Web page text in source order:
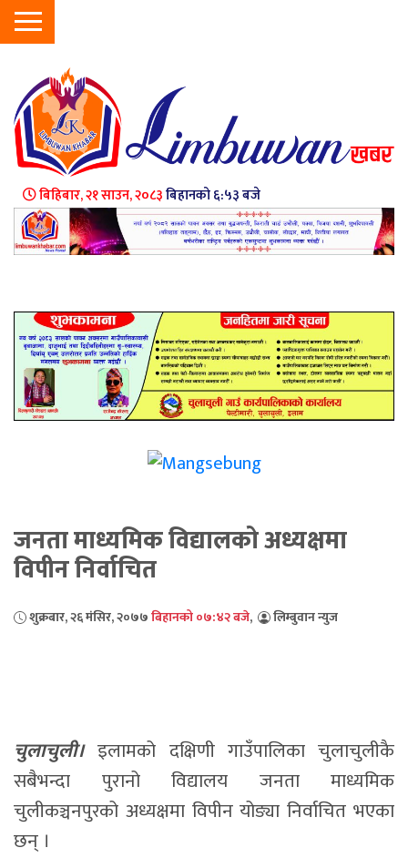
बिहिबार, २१ साउन, २०८३बिहानको ६:५३ बजे
जनता माध्यमिक विद्यालको अध्यक्षमा
विपीन निर्वाचित
शुक्रबार, २६ मंसिर, २०७७बिहानको ०७:४२ बजे, लिम्बुवान न्युज
चुलाचुली।इलामको दक्षिणी गाउँपालिका चुलाचुलीकै
सबैभन्दा पुरानो विद्यालय जनता माध्यमिक
चुलीकञ्चनपुरको अध्यक्षमा विपीन योङ्या निर्वाचित भएका
छन् ।